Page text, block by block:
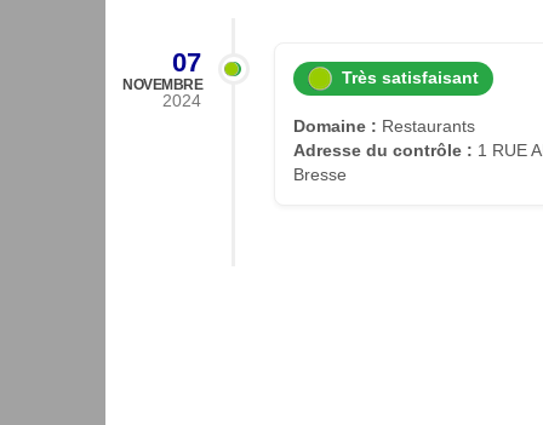
07
NOVEMBRE
2024
Très satisfaisant
Domaine : Restaurants
Adresse du contrôle : 1 RUE
Bresse